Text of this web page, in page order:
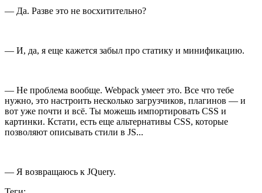
— Да. Разве это не восхитительно?
— И, да, я еще кажется забыл про статику и минификацию.
— Не проблема вообще. Webpack умеет это. Все что тебе
нужно, это настроить несколько загрузчиков, плагинов — и
вот уже почти и всё. Ты можешь импортировать CSS и
картинки. Кстати, есть еще альтернативы CSS, которые
позволяют описывать стили в JS...
— Я возвращаюсь к JQuery.